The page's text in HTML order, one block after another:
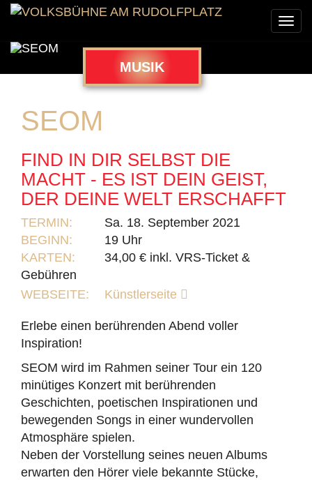
MUSIK
SEOM
FIND IN DIR SELBST DIE
MACHT - ES IST DEIN GEIST,
DER DEINE WELT ERSCHAFFT
TERMIN:
Sa. 18. September 2021
BEGINN:
19 Uhr
KARTEN:
34,00 € inkl. VRS-Ticket &
Gebühren
WEBSEITE:
Künstlerseite
Erlebe einen berührenden Abend voller
Inspiration!
SEOM wird im Rahmen seiner Tour ein 120
minütiges Konzert mit berührenden
Geschichten, poetischen Inspirationen und
bewegenden Songs in einer wundervollen
Atmosphäre spielen.
Neben der Vorstellung seines neuen Albums
erwarten den Hörer viele bekannte Stücke,